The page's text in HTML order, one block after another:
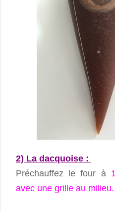
2) La dacquoise :
Préchauffez le four à
avec une grille au milieu.